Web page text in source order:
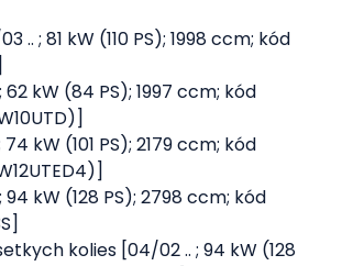
.. ; 81 kW (110 PS); 1998 ccm; kód
62 kW (84 PS); 1997 ccm; kód
kW (101 PS); 2179 ccm; kód
94 kW (128 PS); 2798 ccm; kód
kolies [04/02 .. ; 94 kW (128